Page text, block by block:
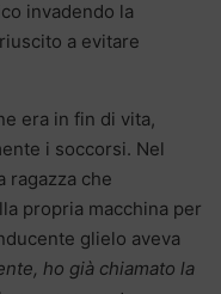
invadendo la
a evitare
era in fin di vita,
i soccorsi. Nel
ragazza che
propria macchina per
glielo aveva
ho già chiamato la